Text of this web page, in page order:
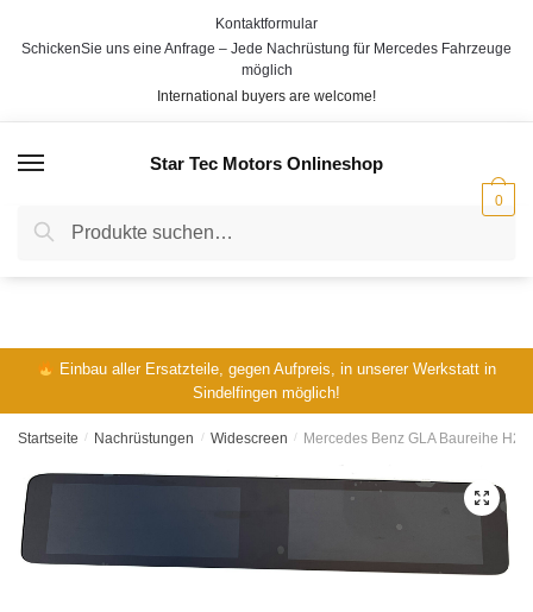
Kontaktformular
SchickenSie uns eine Anfrage – Jede Nachrüstung für Mercedes Fahrzeuge
möglich
International buyers are welcome!
Star Tec Motors Onlineshop
Suche
nach:
Suche
0
Einbau aller Ersatzteile, gegen Aufpreis, in unserer Werkstatt in
Sindelfingen möglich!
Startseite / Nachrüstungen / Widescreen / Mercedes Benz GLA Baureihe
n
N
c
h
a
Ihre Frage:*